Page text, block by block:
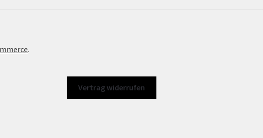
.
Vertrag widerrufen